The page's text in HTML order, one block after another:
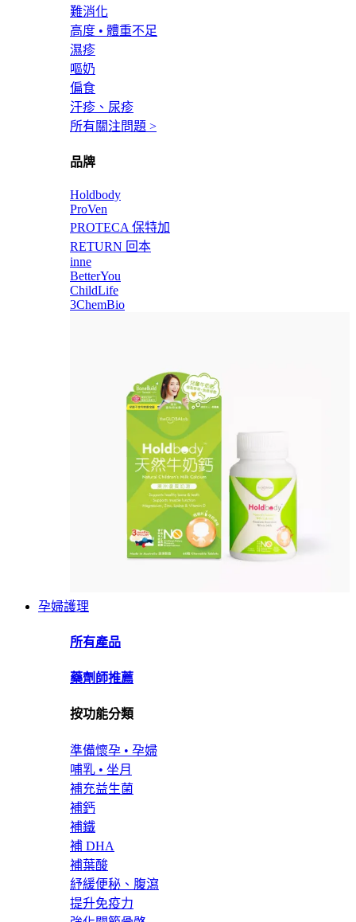
難消化
高度 • 體重不足
濕疹
嘔奶
偏食
汗疹、尿疹
所有關注問題 >
品牌
Holdbody
ProVen
PROTECA 保特加
RETURN 回本
inne
BetterYou
ChildLife
3ChemBio
孕婦護理
所有產品
藥劑師推薦
按功能分類
準備懷孕 • 孕婦
哺乳 • 坐月
補充益生菌
補鈣
補鐵
補 DHA
補葉酸
紓緩便秘、腹瀉
提升免疫力